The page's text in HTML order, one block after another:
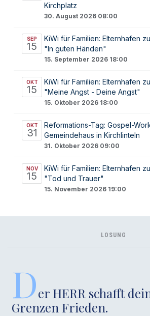
Kirchplatz
30. August 2026 08:00
SEP
15
KiWi für Familien: Elternhafen
"In guten Händen"
15. September 2026 18:00
OKT
15
KiWi für Familien: Elternhafen
"Meine Angst - Deine Angst"
15. Oktober 2026 18:00
OKT
31
Reformations-Tag: Gospel-
Gemeindehaus in Kirchlinteln
31. Oktober 2026 09:00
NOV
15
KiWi für Familien: Elternhafen
"Tod und Trauer"
15. November 2026 19:00
LOSUNG
Der HERR schafft
Grenzen Frieden.